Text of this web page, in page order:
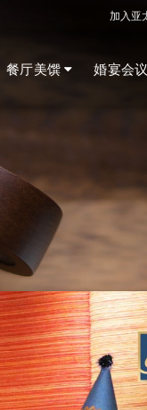
加入亚
餐厅美馔 婚宴会